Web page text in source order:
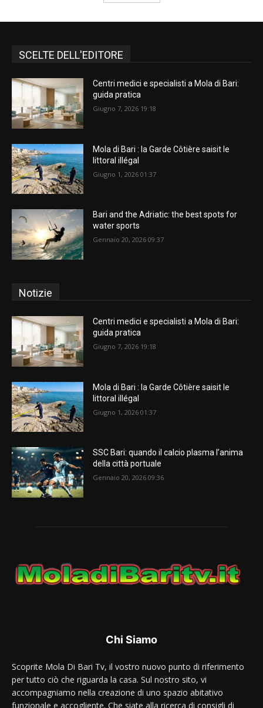
SCELTE DELL'EDITORE
Centri medici e specialisti a Mola di Bari:
guida pratica
Giugno 7, 2026 19:18
Mola di Bari : la Garde Côtière saisit le
littoral illégal
Giugno 1, 2026 01:37
Bari and the Adriatic: the best spots for
water sports
Gennaio 20, 2026 09:37
Notizie
Centri medici e specialisti a Mola di Bari:
guida pratica
Giugno 7, 2026 19:18
Mola di Bari : la Garde Côtière saisit le
littoral illégal
Giugno 1, 2026 01:37
SSC Bari: quando il calcio plasma l’anima
della città portuale
Gennaio 20, 2026 09:36
Chi Siamo
Scoprite Mola Di Bari Tv, il vostro nuovo punto di riferimento
per tutto ciò che riguarda la casa. Sul nostro sito, vi
accompagniamo nella creazione di uno spazio abitativo
funzionale e accogliente. Che siate alla ricerca di consigli di